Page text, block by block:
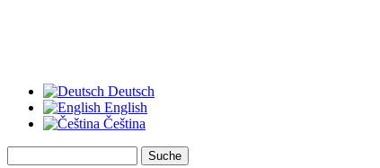
Deutsch
English
Čeština